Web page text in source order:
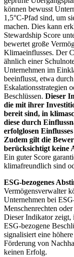
können bewusst
1,5°C-Pfad sind, um
machen. Dies kann
Stewardship Score
bewertet große
Klimaeinflusses. Der
ähnlich einer
Unternehmen im
beeinflusst, etwa
Eskalationsstrategien
Beschlüssen. Dieser
die mit ihrer
bereit sind, in
diese durch
erfolglosen
Zudem gilt die
berücksichtigt keine
Ein guter Score
klimafreundlich sind
ESG-bezogenes
Vermögensverwalter
Unternehmen bei
Menschenrechten
Dieser Indikator zeigt,
ESG-bezogene
signalisiert eine
Förderung von
keinen Erfolg.